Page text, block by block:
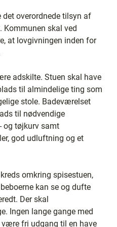
det overordnede tilsyn af
Kommunen skal ved
at lovgivningen inden for
adskilte. Stuen skal have
til almindelige ting som
stole. Badeværelset
til nødvendige
og tøjkurv samt
god udluftning og et
omkring spisestuen,
kan se og dufte
Der skal
Ingen lange gange med
fri udgang til en have